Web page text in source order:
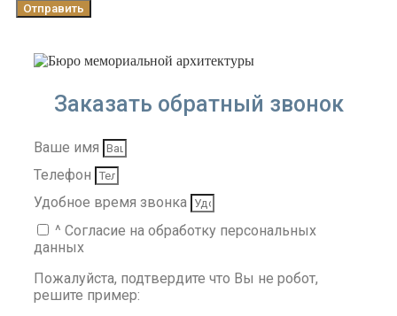
Отправить
Заказать обратный звонок
Ваше имя
Телефон
Удобное время звонка
^ Согласие на обработку персональных
данных
Пожалуйста, подтвердите что Вы не робот,
решите пример: